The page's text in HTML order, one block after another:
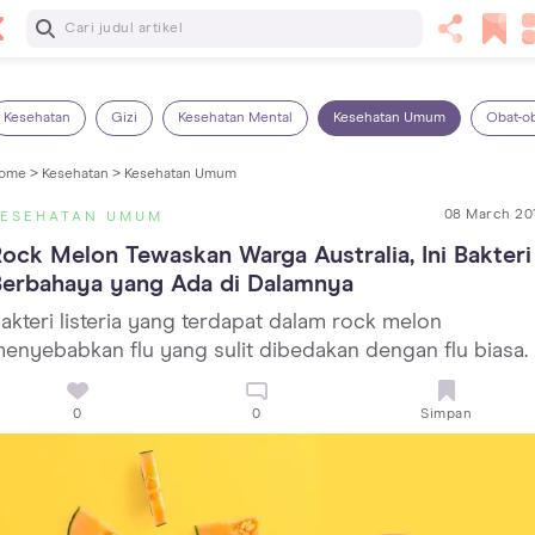
Baca Selanjutnya
Kesehatan Gizi Kesehatan Mental Kesehatan Umum Obat-
> Kesehatan > Kesehatan Umum
UMUM 08 March
Melon Tewaskan Warga Australia, Ini Bakteri
yang Ada di Dalamnya
listeria yang terdapat dalam rock melon
flu yang sulit dibedakan dengan flu biasa.
0 0 Simpan